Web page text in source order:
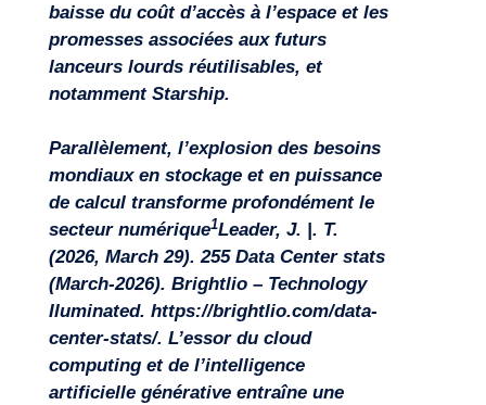
baisse du coût d’accès à l’espace et les
promesses associées aux futurs
lanceurs lourds réutilisables, et
notamment Starship.
Parallèlement, l’explosion des besoins
mondiaux en stockage et en puissance
de calcul transforme profondément le
secteur numérique1Leader, J. |. T.
(2026, March 29). 255 Data Center stats
(March-2026). Brightlio – Technology
Iluminated. https://brightlio.com/data-
center-stats/. L’essor du cloud
computing et de l’intelligence
artificielle générative entraîne une